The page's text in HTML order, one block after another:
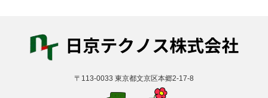
〒113-0033 東京都文京区本郷2-17-8